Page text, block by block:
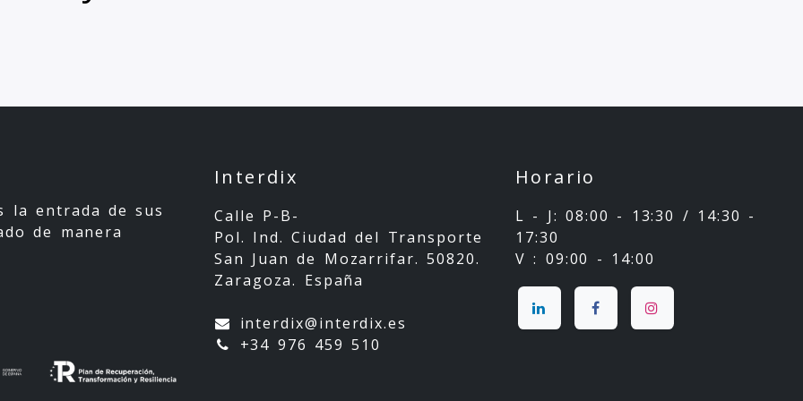
la entrada de sus
de manera
Interdix
Calle P-B-
Pol. Ind. Ciudad del Transporte
San Juan de Mozarrifar. 50820.
Zaragoza. España
interdix@interdix.es
+34 976 459 510
Horario
L - J: 08:00 - 13:30 / 14:30 -
17:30
V : 09:00 - 14:00